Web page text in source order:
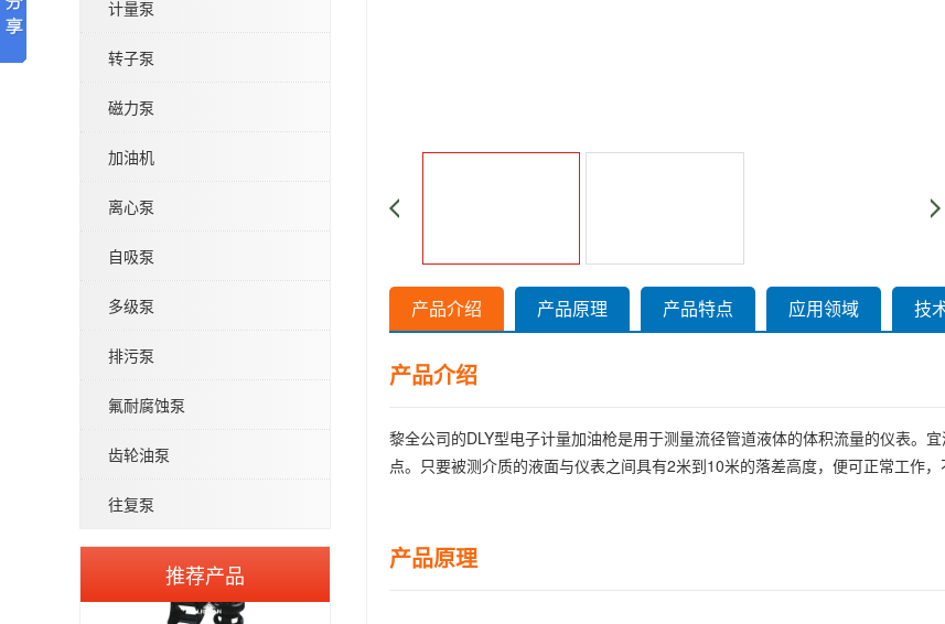
计量泵
转子泵
磁力泵
加油机
离心泵
自吸泵
多级泵
排污泵
氟耐腐蚀泵
齿轮油泵
往复泵
推荐产品
QW型无堵塞潜水排污泵
产品介绍 产品原理 产品特点 应用领域 技
产品介绍
黎全公司的DLY型电子计量加油枪是用于测量流径管道液体的体积流量的仪表。
点。只要被测介质的液面与仪表之间具有2米到10米的落差高度，便可正常工作，
产品原理